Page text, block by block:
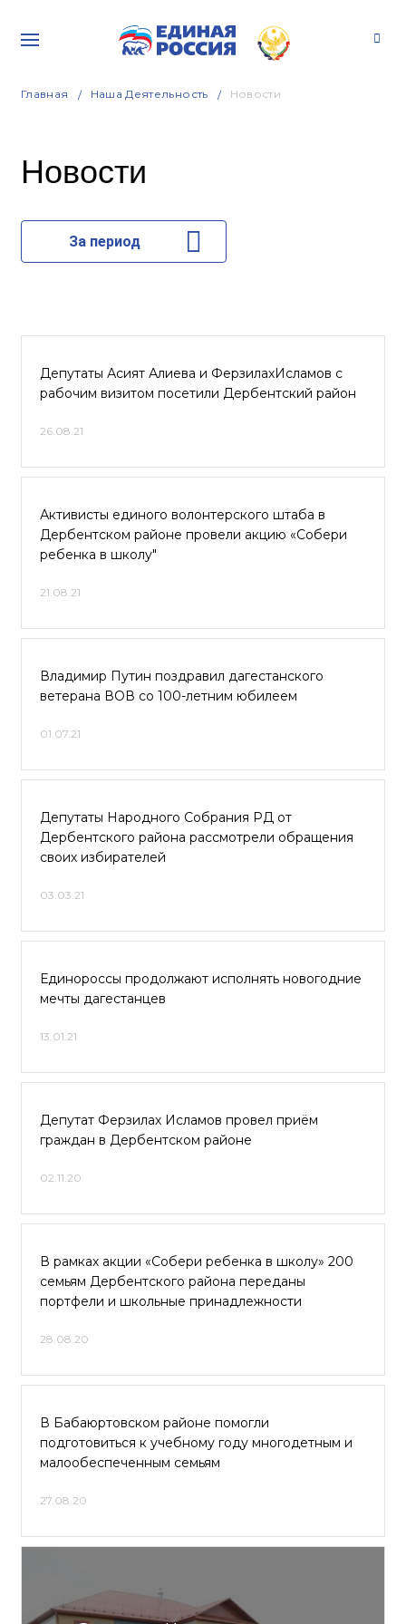
Главная Наша Деятельность Новости
Новости
За период
Депутаты Асият Алиева и ФерзилахИсламов с
рабочим визитом посетили Дербентский район
26.08.21
Активисты единого волонтерского штаба в
Дербентском районе провели акцию «Собери
ребенка в школу"
21.08.21
Владимир Путин поздравил дагестанского
ветерана ВОВ со 100-летним юбилеем
01.07.21
Депутаты Народного Собрания РД от
Дербентского района рассмотрели обращения
своих избирателей
03.03.21
Единороссы продолжают исполнять новогодние
мечты дагестанцев
13.01.21
Депутат Ферзилах Исламов провел приём
граждан в Дербентском районе
02.11.20
В рамках акции «Собери ребенка в школу» 200
семьям Дербентского района переданы
портфели и школьные принадлежности
28.08.20
В Бабаюртовском районе помогли
подготовиться к учебному году многодетным и
малообеспеченным семьям
27.08.20